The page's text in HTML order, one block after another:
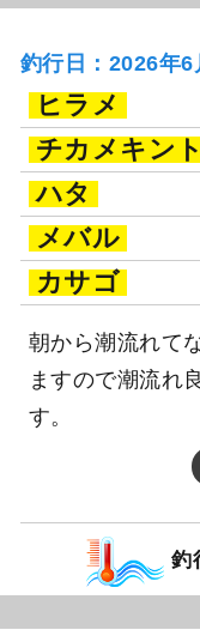
釣行日：2026年
ヒラメ
チカメキン
ハタ
メバル
カサゴ
朝から潮流れて
ますので潮流れ
す。
釣